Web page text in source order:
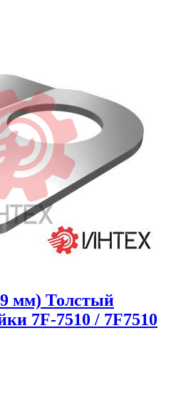
мм) Толстый
7F-7510 / 7F7510